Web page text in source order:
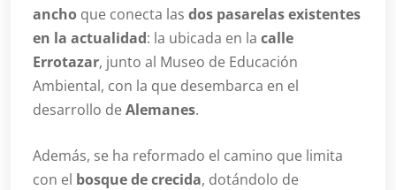
ancho que conecta las dos pasarelas existentes
en la actualidad: la ubicada en la calle
Errotazar, junto al Museo de Educación
Ambiental, con la que desembarca en el
desarrollo de Alemanes.
Además, se ha reformado el camino que limita
con el bosque de crecida, dotándolo de